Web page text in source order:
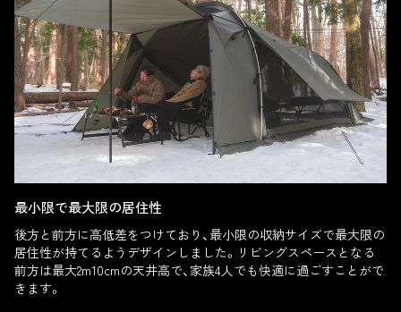
最小限で最大限の居住性
後方と前方に高低差をつけており、最小限の収納サイズで最大限の
居住性が持てるようデザインしました。リビングスペースとなる
前方は最大2m10cmの天井高で、家族4人でも快適に過ごすことがで
きます。